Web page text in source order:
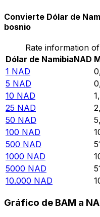
Convierte Dólar de
bosnio
Rate information
Dólar de NamibiaNAD
1 NAD
5 NAD
10 NAD
25 NAD
50 NAD
100 NAD
500 NAD
1000 NAD
5000 NAD
10.000 NAD
Gráfico de BAM a